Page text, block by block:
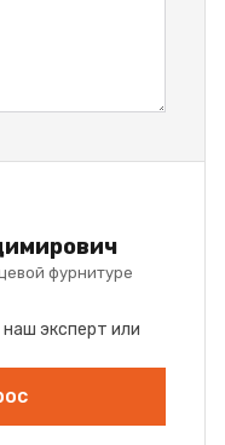
фурнитуре
эксперт или